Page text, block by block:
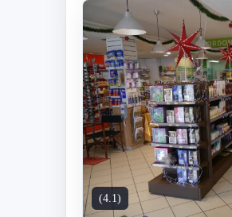
(4.1)